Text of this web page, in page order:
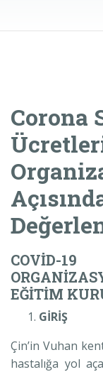
Corona
COVİD-
EĞİTİM
GİRİŞ
Çin’in Vuhan
hastalığa yol